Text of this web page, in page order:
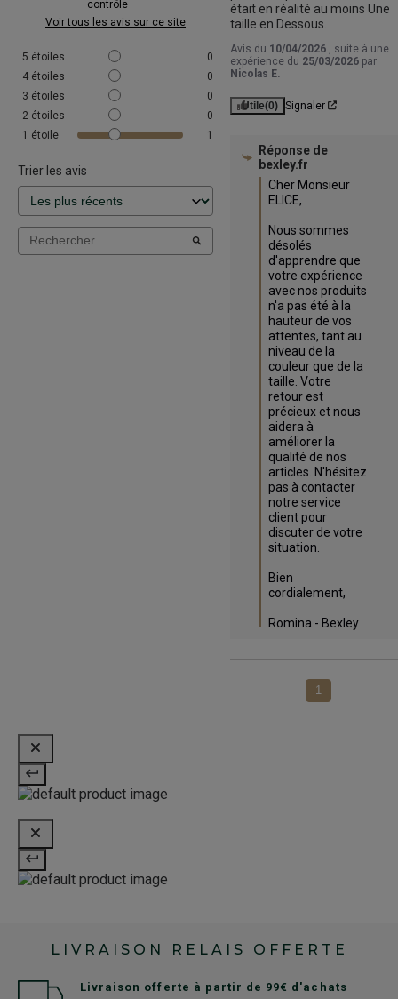
contrôle
Voir tous les avis sur ce site
5 étoiles
0
4 étoiles
0
3 étoiles
0
2 étoiles
0
1 étoile 1
Trier les avis
était en réalité au moins Une
taille en Dessous.
Avis du 10/04/2026
, suite à une
expérience du 25/03/2026 par
Nicolas E.
Utile(0) Signaler
Réponse de
bexley.fr
Cher Monsieur
ELICE,
Nous sommes
désolés
d'apprendre que
votre expérience
avec nos produits
n'a pas été à la
hauteur de vos
attentes, tant au
niveau de la
couleur que de la
taille. Votre
retour est
précieux et nous
aidera à
améliorer la
qualité de nos
articles. N'hésitez
pas à contacter
notre service
client pour
discuter de votre
situation.
Bien
cordialement,
Romina - Bexley
1
LIVRAISON RELAIS OFFERTE
Livraison offerte à partir de 99€ d'achats